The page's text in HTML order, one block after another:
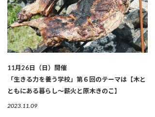
11月26日（日）開催
「生きる力を養う学校」第６回のテーマは【木と
ともにある暮らし～薪火と原木きのこ】
2023.11.09